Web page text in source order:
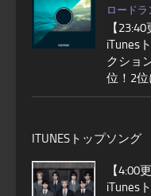
ロードラ
【
iTunes
クショ
位！2位
ITUNESトップソング
【4:00
iTunes